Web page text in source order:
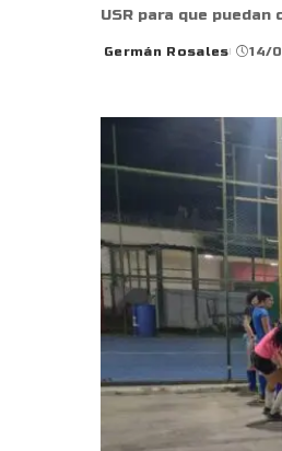
USR para que
Posted
Germán Rosales 14/